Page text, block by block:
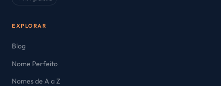
EXPLORAR
Blog
Nome Perfeito
Nomes de A a Z